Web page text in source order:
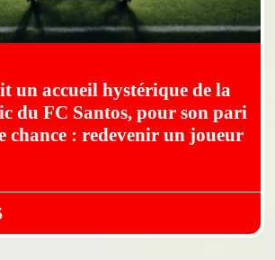
un accueil hystérique de la
du FC Santos, pour son pari
chance : redevenir un joueur